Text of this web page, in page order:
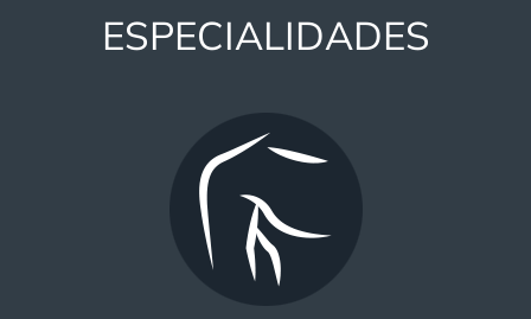
ESPECIALIDADES